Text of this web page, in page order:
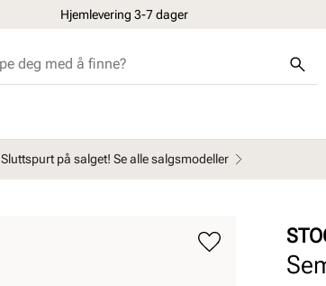
Hjemlevering 3-7 dager
Sluttspurt på salget! Se alle salgsmodeller